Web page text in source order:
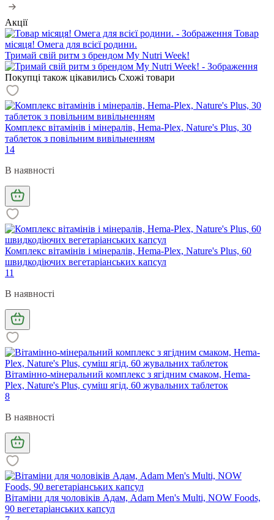
Акції
Товар
місяця! Омега для всієї родини.
Тримай свій ритм з брендом My Nutri Week!
Покупці також цікавились Схожі товари
Комплекс вітамінів і мінералів, Hema-Plex, Nature's Plus, 30
таблеток з повільним вивільненням
14
В наявності
Комплекс вітамінів і мінералів, Hema-Plex, Nature's Plus, 60
швидкодіючих вегетаріанських капсул
11
В наявності
Вітамінно-мінеральний комплекс з ягідним смаком, Hema-
Plex, Nature's Plus, суміш ягід, 60 жувальних таблеток
8
В наявності
Вітаміни для чоловіків Адам, Adam Men's Multi, NOW Foods,
90 вегетаріанських капсул